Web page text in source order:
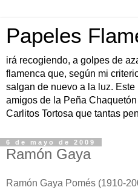
Papeles
irá recogiendo, a golpes de
flamenca que, según mi
salgan de nuevo a la luz.
amigos de la Peña
Carlitos Tortosa que tantas
6 de mayo de 2009
Ramón Gaya
Ramón Gaya Pomés (1910-